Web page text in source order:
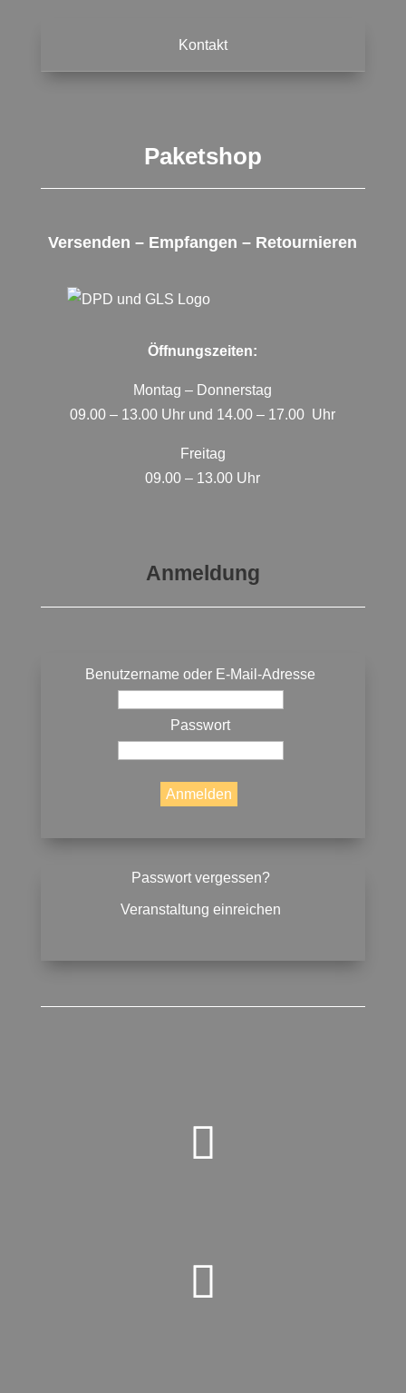
Kontakt
Paketshop
Versenden – Empfangen – Retournieren
Öffnungszeiten:
Montag – Donnerstag
09.00 – 13.00 Uhr und 14.00 – 17.00 Uhr
Freitag
09.00 – 13.00 Uhr
Anmeldung
Benutzername oder E-Mail-Adresse
Passwort
Passwort vergessen?
Veranstaltung einreichen